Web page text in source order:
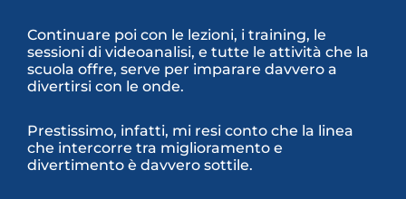
Continuare poi con le lezioni, i training, le
sessioni di videoanalisi, e tutte le attività che la
scuola offre, serve per imparare davvero a
divertirsi con le onde.
Prestissimo, infatti, mi resi conto che la linea
che intercorre tra miglioramento e
divertimento è davvero sottile.